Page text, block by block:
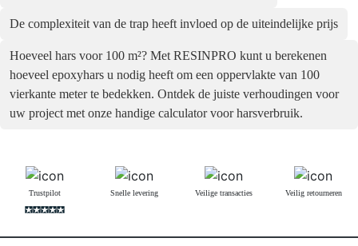
De complexiteit van de trap heeft invloed op de uiteindelijke prijs
Hoeveel hars voor 100 m²? Met RESINPRO kunt u berekenen
hoeveel epoxyhars u nodig heeft om een oppervlakte van 100
vierkante meter te bedekken. Ontdek de juiste verhoudingen voor
uw project met onze handige calculator voor harsverbruik.
Trustpilot Snelle levering Veilige transacties Veilig retourneren